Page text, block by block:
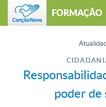
FORMAÇÃO
poder de